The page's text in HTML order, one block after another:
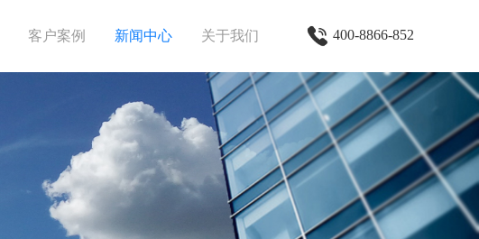
客户案例 新闻中心 关于我们 400-8866-852